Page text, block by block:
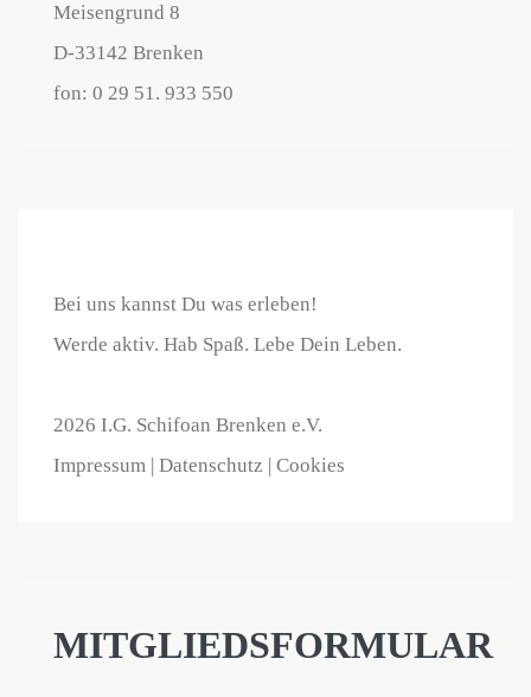
Meisengrund 8
D-33142 Brenken
fon: 0 29 51. 933 550
Bei uns kannst Du was erleben!
Werde aktiv. Hab Spaß. Lebe Dein Leben.
2026 I.G. Schifoan Brenken e.V.
Impressum | Datenschutz | Cookies
MITGLIEDSFORMULAR